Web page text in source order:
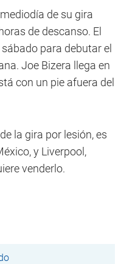
de su gira
de descanso. El
para debutar el
Joe Bizera llega en
con un pie afuera del
la gira por lesión, es
y Liverpool,
venderlo.